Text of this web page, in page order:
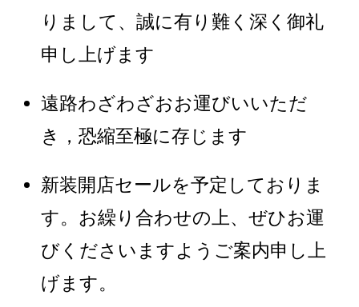
りまして、誠に有り難く深く御礼
申し上げます
遠路わざわざおお運びいいただ
き，恐縮至極に存じます
新装開店セールを予定しておりま
す。お繰り合わせの上、ぜひお運
びくださいますようご案内申し上
げます。